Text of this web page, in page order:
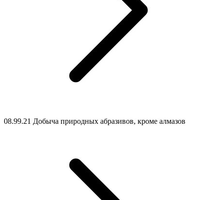
08.99.21 Добыча природных абразивов, кроме алмазов